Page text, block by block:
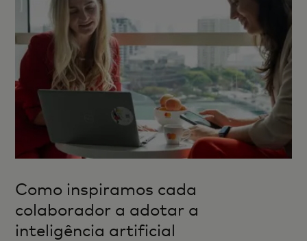
Como inspiramos cada
colaborador a adotar a
inteligência artificial